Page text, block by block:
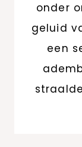
onder
geluid
een